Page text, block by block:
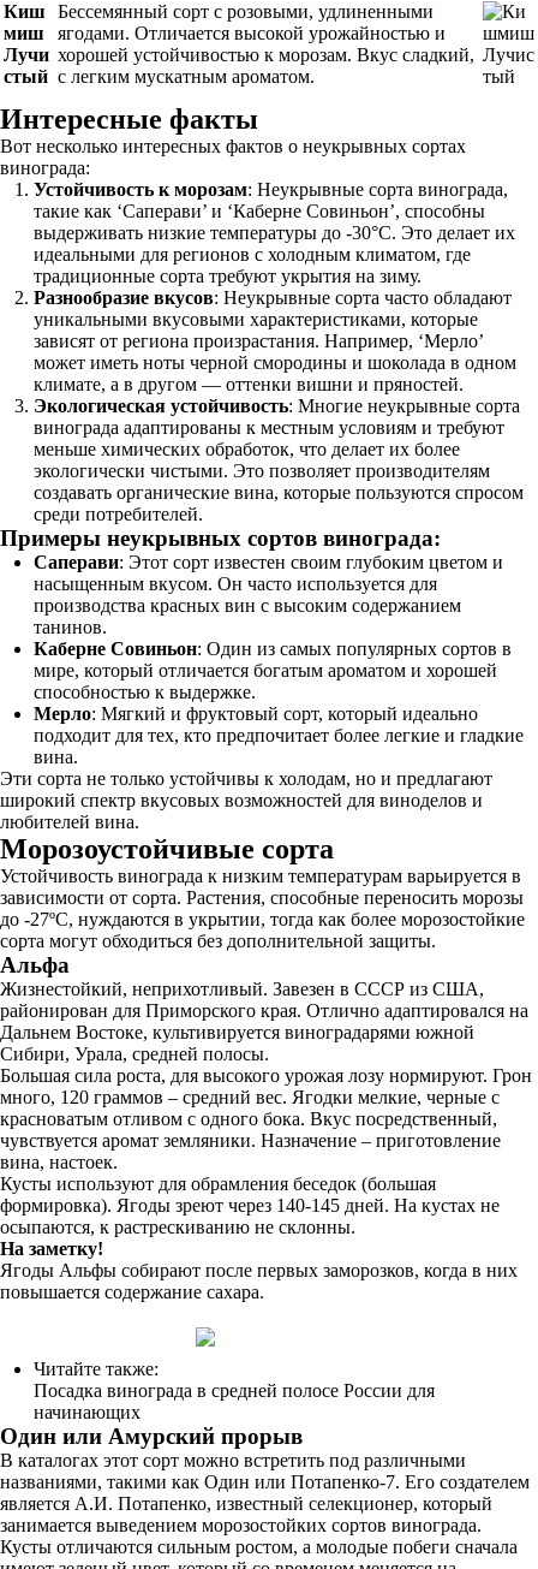
Киш
миш
Лучи
стый
Бессемянный сорт с розовыми, удлиненными
ягодами. Отличается высокой урожайностью и
хорошей устойчивостью к морозам. Вкус сладкий,
с легким мускатным ароматом.
Интересные факты
Вот несколько интересных фактов о неукрывных сортах
винограда:
Устойчивость к морозам: Неукрывные сорта винограда,
такие как ‘Саперави’ и ‘Каберне Совиньон’, способны
выдерживать низкие температуры до -30°C. Это делает их
идеальными для регионов с холодным климатом, где
традиционные сорта требуют укрытия на зиму.
Разнообразие вкусов: Неукрывные сорта часто обладают
уникальными вкусовыми характеристиками, которые
зависят от региона произрастания. Например, ‘Мерло’
может иметь ноты черной смородины и шоколада в одном
климате, а в другом — оттенки вишни и пряностей.
Экологическая устойчивость: Многие неукрывные сорта
винограда адаптированы к местным условиям и требуют
меньше химических обработок, что делает их более
экологически чистыми. Это позволяет производителям
создавать органические вина, которые пользуются спросом
среди потребителей.
Примеры неукрывных сортов винограда:
Саперави: Этот сорт известен своим глубоким цветом и
насыщенным вкусом. Он часто используется для
производства красных вин с высоким содержанием
танинов.
Каберне Совиньон: Один из самых популярных сортов в
мире, который отличается богатым ароматом и хорошей
способностью к выдержке.
Мерло: Мягкий и фруктовый сорт, который идеально
подходит для тех, кто предпочитает более легкие и гладкие
вина.
Эти сорта не только устойчивы к холодам, но и предлагают
широкий спектр вкусовых возможностей для виноделов и
любителей вина.
Морозоустойчивые сорта
Устойчивость винограда к низким температурам варьируется в
зависимости от сорта. Растения, способные переносить морозы
до -27ºC, нуждаются в укрытии, тогда как более морозостойкие
сорта могут обходиться без дополнительной защиты.
Альфа
Жизнестойкий, неприхотливый. Завезен в СССР из США,
районирован для Приморского края. Отлично адаптировался на
Дальнем Востоке, культивируется виноградарями южной
Сибири, Урала, средней полосы.
Большая сила роста, для высокого урожая лозу нормируют. Грон
много, 120 граммов – средний вес. Ягодки мелкие, черные с
красноватым отливом с одного бока. Вкус посредственный,
чувствуется аромат земляники. Назначение – приготовление
вина, настоек.
Кусты используют для обрамления беседок (большая
формировка). Ягоды зреют через 140-145 дней. На кустах не
осыпаются, к растрескиванию не склонны.
На заметку!
Ягоды Альфы собирают после первых заморозков, когда в них
повышается содержание сахара.
Читайте также:
Посадка винограда в средней полосе России для
начинающих
Один или Амурский прорыв
В каталогах этот сорт можно встретить под различными
названиями, такими как Один или Потапенко-7. Его создателем
является А.И. Потапенко, известный селекционер, который
занимается выведением морозостойких сортов винограда.
Кусты отличаются сильным ростом, а молодые побеги сначала